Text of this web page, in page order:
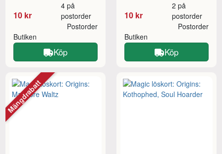
10 kr
4 på
postorder
Butiken
Postorder
Köp
10 kr
2 på
postorder
Butiken
Postorder
Köp
Mängdrabatt